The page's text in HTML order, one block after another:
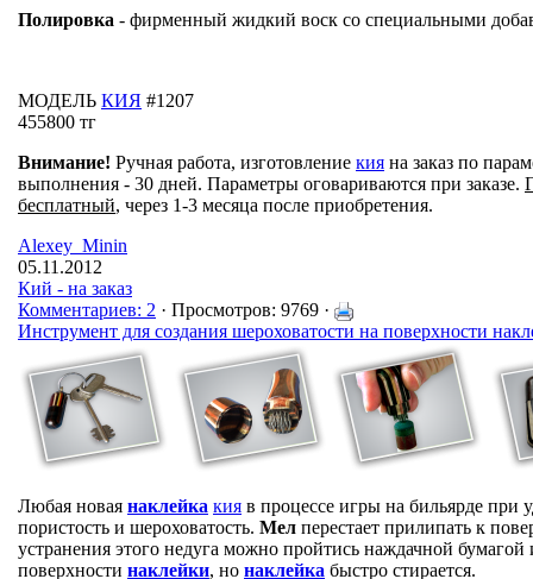
Полировка - фирменный жидкий воск со специальными
МОДЕЛЬ КИЯ #1207
455800 тг
Внимание! Ручная работа, изготовление кия на заказ по
выполнения - 30 дней. Параметры оговариваются при заказе.
бесплатный, через 1-3 месяца после приобретения.
Alexey_Minin
05.11.2012
Кий - на заказ
Комментариев: 2 · Просмотров: 9769 ·
Инструмент для создания шероховатости на поверхности
Любая новая наклейка кия в процессе игры на бильярде при
пористость и шероховатость. Мел перестает прилипать к
устранения этого недуга можно пройтись наждачной
поверхности наклейки, но наклейка быстро стирается.